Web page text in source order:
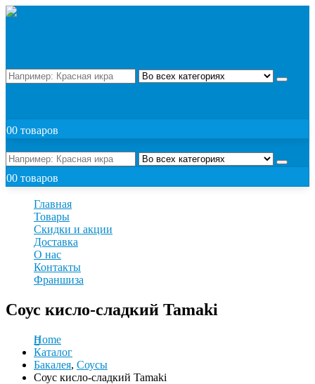
00 товаров
00 товаров
Главная
Товары
Скидки и акции
Доставка
О нас
Контакты
Франшиза
Соус кисло-сладкий Tamaki
Home
Каталог
Бакалея, Соусы
Соус кисло-сладкий Tamaki